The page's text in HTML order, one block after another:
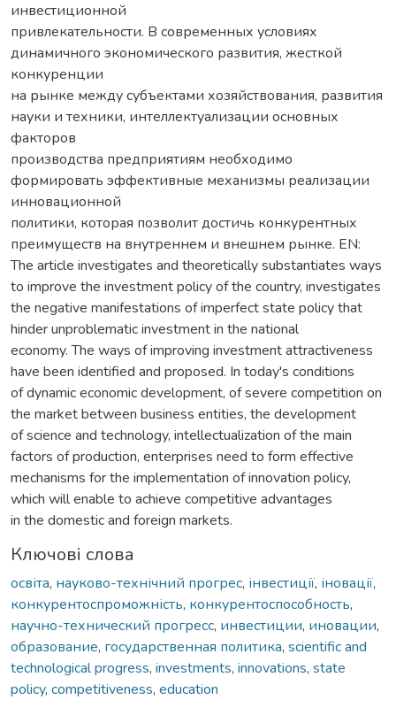
инвестиционной
привлекательности. В современных условиях
динамичного экономического развития, жесткой
конкуренции
на рынке между субъектами хозяйствования, развития
науки и техники, интеллектуализации основных
факторов
производства предприятиям необходимо
формировать эффективные механизмы реализации
инновационной
политики, которая позволит достичь конкурентных
преимуществ на внутреннем и внешнем рынке. EN:
The article investigates and theoretically substantiates ways
to improve the investment policy of the country, investigates
the negative manifestations of imperfect state policy that
hinder unproblematic investment in the national
economy. The ways of improving investment attractiveness
have been identified and proposed. In today's conditions
of dynamic economic development, of severe competition on
the market between business entities, the development
of science and technology, intellectualization of the main
factors of production, enterprises need to form effective
mechanisms for the implementation of innovation policy,
which will enable to achieve competitive advantages
in the domestic and foreign markets.
Ключові слова
освіта, науково-технічний прогрес, інвестиції, іновації,
конкурентоспроможність, конкурентоспособность,
научно-технический прогресс, инвестиции, иновации,
образование, государственная политика, scientific and
technological progress, investments, innovations, state
policy, competitiveness, education